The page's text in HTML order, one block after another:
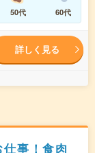
50代 60代
詳しく見る
事！食肉